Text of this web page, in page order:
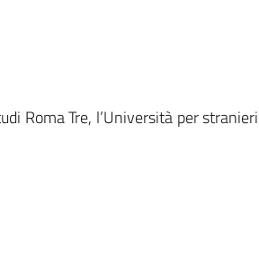
Roma Tre, l’Università per stranieri